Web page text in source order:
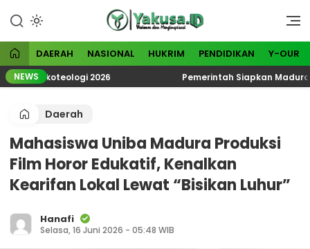
konten
Yakusa
Visioner dan Menginspirasi
DAERAH NASIONAL HUKRIM PENDIDIKAN Y-OUR
NEWS
Ekoteologi 2026 Pemerintah Siapkan Madura Jadi
Daerah
Mahasiswa Uniba Madura Produksi
Film Horor Edukatif, Kenalkan
Kearifan Lokal Lewat “Bisikan Luhur”
Hanafi
Selasa, 16 Juni 2026 - 05:48 WIB